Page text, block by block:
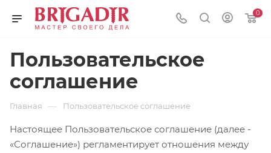
0
Пользовательское
соглашение
Главная — Пользовательское соглашение
Настоящее Пользовательское соглашение (далее -
«Соглашение») регламентирует отношения между